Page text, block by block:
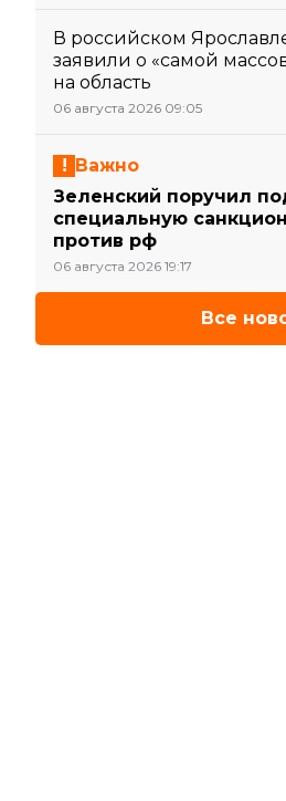
В российском
заявили о «самой
на область
06 августа 2026 09:05
Важно
Зеленский поручил
специальную
против рф
06 августа 2026 19:17
Все